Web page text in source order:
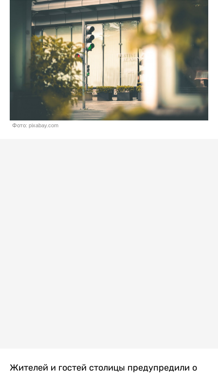
Фото: pixabay.com
Жителей и гостей столицы предупредили о